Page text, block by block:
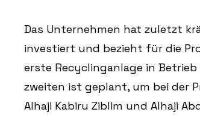
Das Unternehmen hat zuletzt
investiert und bezieht für die
erste Recyclinganlage in
zweiten ist geplant, um bei der
Alhaji Kabiru Ziblim und Alhaji